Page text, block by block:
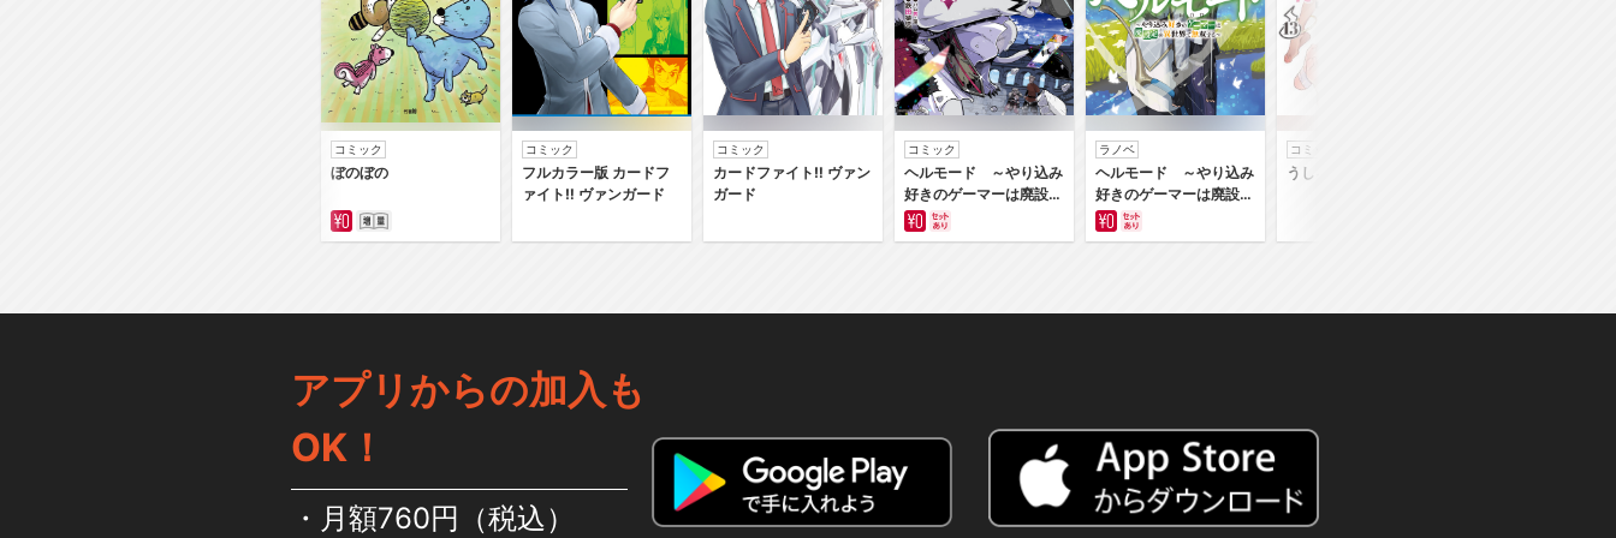
コミック
ぼのぼの
コミック
フルカラー版 カードフ
ァイト‼ ヴァンガード
コミック
カードファイト‼ ヴァン
ガード
コミック
ヘルモード ～やり込み
好きのゲーマーは廃設定
の異世界で無双する～は
じまりの召喚士
ラノベ
ヘルモード ～やり込み
好きのゲーマーは廃設定
の異世界で無双する～
コミック
うしろの正面カムイさん
アプリからの加入も
OK！
月額760円（税込）